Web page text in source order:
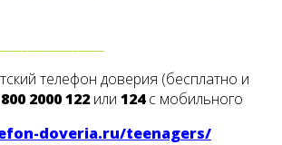
телефон доверия (бесплатно и
2000 122или 124с мобильного
doveria.ru/teenagers/